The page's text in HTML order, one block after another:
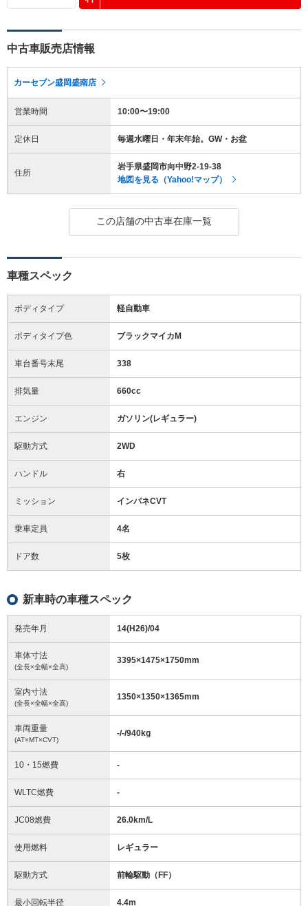
中古車販売店情報
カーセブン盛岡盛南店
営業時間 10:00〜19:00
定休日 毎週水曜日・年末年始。GW・お盆
住所
岩手県盛岡市向中野2-19-38
地図を見る（Yahoo!マップ）
この店舗の中古車在庫一覧
車種スペック
ボディタイプ 軽自動車
ボディタイプ色 ブラックマイカM
車台番号末尾 338
排気量 660cc
エンジン ガソリン(レギュラー)
駆動方式 2WD
ハンドル 右
ミッション インパネCVT
乗車定員 4名
ドア数 5枚
新車時の車種スペック
発売年月 14(H26)/04
車体寸法
(全長×全幅×全高)
3395×1475×1750mm
室内寸法
(全長×全幅×全高)
1350×1350×1365mm
車両重量
(AT×MT×CVT)
-/-/940kg
10・15燃費 -
WLTC燃費 -
JC08燃費 26.0km/L
使用燃料 レギュラー
駆動方式 前輪駆動（FF）
最小回転半径 4.4m